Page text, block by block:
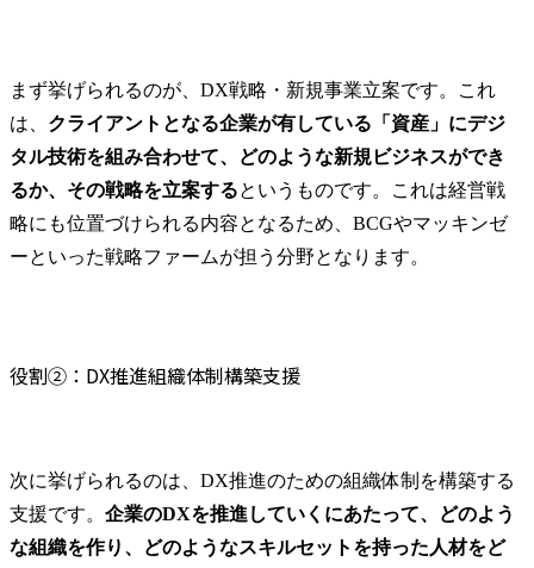
まず挙げられるのが、DX戦略・新規事業立案です。これ
は、 クライアントとなる企業が有している「資産」にデジ
タル技術を組み合わせて、どのような新規ビジネスができ
るか、その戦略を立案するというものです。これは経営戦
略にも位置づけられる内容となるため、BCGやマッキンゼ
ーといった戦略ファームが担う分野となります。
役割②：DX推進組織体制構築支援
次に挙げられるのは、DX推進のための組織体制を構築する
支援です。 企業のDXを推進していくにあたって、どのよう
な組織を作り、どのようなスキルセットを持った人材をど